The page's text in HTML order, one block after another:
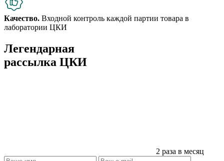
Качество. Входной контроль каждой партии товара в
лаборатории ЦКИ
Легендарная
рассылка ЦКИ
2 раза в месяц